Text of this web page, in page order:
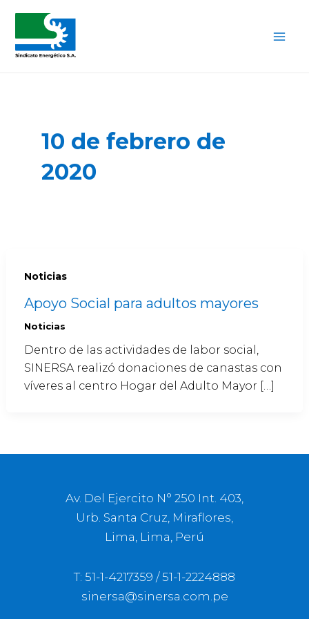
contenido
10 de febrero de
2020
Noticias
Apoyo Social para adultos mayores
Noticias
Dentro de las actividades de labor social,
SINERSA realizó donaciones de canastas con
víveres al centro Hogar del Adulto Mayor […]
Av. Del Ejercito N° 250 Int. 403,
Urb. Santa Cruz, Miraflores,
Lima, Lima, Perú
T: 51-1-4217359 / 51-1-2224888
sinersa@sinersa.com.pe